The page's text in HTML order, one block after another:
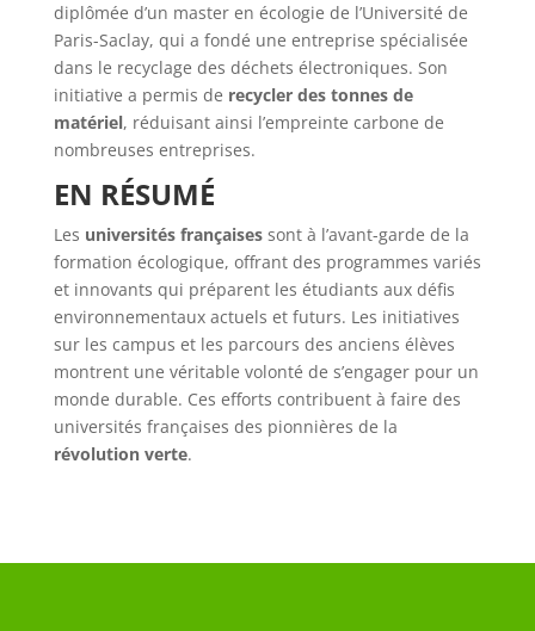
diplômée d’un master en écologie de l’Université de
Paris-Saclay, qui a fondé une entreprise spécialisée
dans le recyclage des déchets électroniques. Son
initiative a permis de recycler des tonnes de
matériel, réduisant ainsi l’empreinte carbone de
nombreuses entreprises.
EN RÉSUMÉ
Les universités françaisessont à l’avant-garde de la
formation écologique, offrant des programmes variés
et innovants qui préparent les étudiants aux défis
environnementaux actuels et futurs. Les initiatives
sur les campus et les parcours des anciens élèves
montrent une véritable volonté de s’engager pour un
monde durable. Ces efforts contribuent à faire des
universités françaises des pionnières de la
révolution verte.